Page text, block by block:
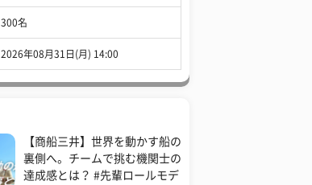
300名
2026年08月31日(月) 14:00
【商船三井】世界を動かす船の
裏側へ。チームで挑む機関士の
達成感とは？ #先輩ロールモデ